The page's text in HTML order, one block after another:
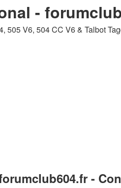
-
505 V6, 504 CC V6 & Talbot
-